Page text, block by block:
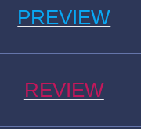
PREVIEW
REVIEW